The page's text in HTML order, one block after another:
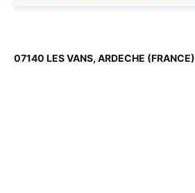
07140 LES VANS, ARDECHE (FRANCE)